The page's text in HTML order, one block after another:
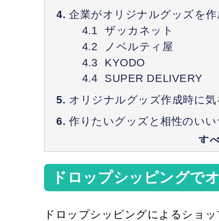
企業がオリジナルグッズを
ザッカネット
ノベルティ屋
KYODO
SUPER DELIVERY
オリジナルグッズ作成時に
作りたいグッズと相性のい
ドロップシッピングで
ドロップシッピングによるショ